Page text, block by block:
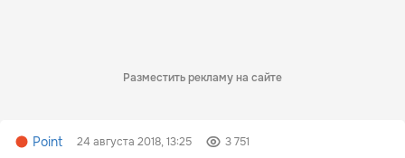
Разместить рекламу на сайте
Point 24 августа 2018, 13:25 3 751